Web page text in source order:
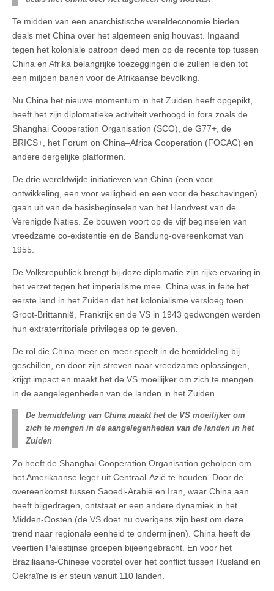
Te midden van een anarchistische wereldeconomie bieden
deals met China over het algemeen enig houvast. Ingaand
tegen het koloniale patroon deed men op de recente top tussen
China en Afrika belangrijke toezeggingen die zullen leiden tot
een miljoen banen voor de Afrikaanse bevolking.
Nu China het nieuwe momentum in het Zuiden heeft opgepikt,
heeft het zijn diplomatieke activiteit verhoogd in fora zoals de
Shanghai Cooperation Organisation (SCO), de G77+, de
BRICS+, het Forum on China–Africa Cooperation (FOCAC) en
andere dergelijke platformen.
De drie wereldwijde initiatieven van China (een voor
ontwikkeling, een voor veiligheid en een voor de beschavingen)
gaan uit van de basisbeginselen van het Handvest van de
Verenigde Naties. Ze bouwen voort op de vijf beginselen van
vreedzame co-existentie en de Bandung-overeenkomst van
1955.
De Volksrepubliek brengt bij deze diplomatie zijn rijke ervaring in
het verzet tegen het imperialisme mee. China was in feite het
eerste land in het Zuiden dat het kolonialisme versloeg toen
Groot-Brittannië, Frankrijk en de VS in 1943 gedwongen werden
hun extraterritoriale privileges op te geven.
De rol die China meer en meer speelt in de bemiddeling bij
geschillen, en door zijn streven naar vreedzame oplossingen,
krijgt impact en maakt het de VS moeilijker om zich te mengen
in de aangelegenheden van de landen in het Zuiden.
De bemiddeling van China maakt het de VS moeilijker om
zich te mengen in de aangelegenheden van de landen in het
Zuiden
Zo heeft de Shanghai Cooperation Organisation geholpen om
het Amerikaanse leger uit Centraal-Azië te houden. Door de
overeenkomst tussen Saoedi-Arabië en Iran, waar China aan
heeft bijgedragen, ontstaat er een andere dynamiek in het
Midden-Oosten (de VS doet nu overigens zijn best om deze
trend naar regionale eenheid te ondermijnen). China heeft de
veertien Palestijnse groepen bijeengebracht. En voor het
Braziliaans-Chinese voorstel over het conflict tussen Rusland en
Oekraïne is er steun vanuit 110 landen.